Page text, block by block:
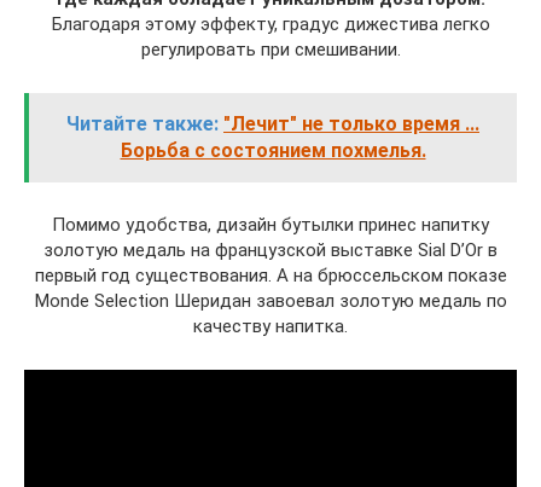
Благодаря этому эффекту, градус дижестива легко
регулировать при смешивании.
Читайте также: "Лечит" не только время ...
Борьба с состоянием похмелья.
Помимо удобства, дизайн бутылки принес напитку
золотую медаль на французской выставке Sial D’Or в
первый год существования. А на брюссельском показе
Monde Selection Шеридан завоевал золотую медаль по
качеству напитка.